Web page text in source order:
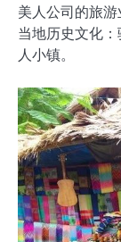
美人公司的旅
当地历史文化
人小镇。